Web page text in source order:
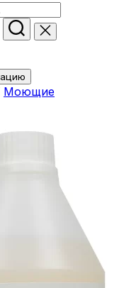
Моющие